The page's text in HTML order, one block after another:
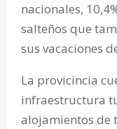
nacionales,
salteños que
sus vacaciones
La provicincia
infraestructura
alojamientos de